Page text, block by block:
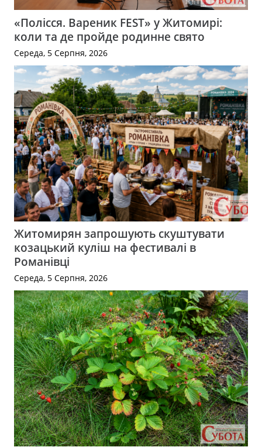
«Полісся. Вареник FEST» у Житомирі:
коли та де пройде родинне свято
Середа, 5 Серпня, 2026
Житомирян запрошують скуштувати
козацький куліш на фестивалі в
Романівці
Середа, 5 Серпня, 2026